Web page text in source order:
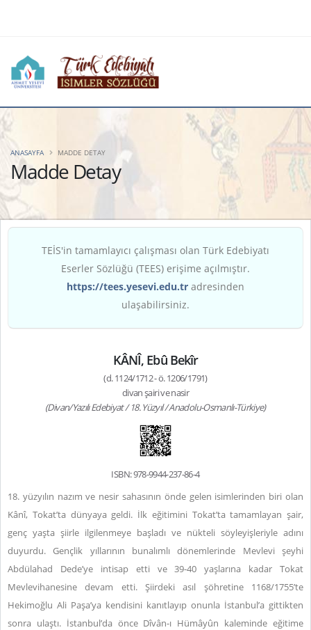
Madde Detay
ANASAYFA MADDE DETAY
TEİS'in tamamlayıcı çalışması olan Türk Edebiyatı
Eserler Sözlüğü (TEES) erişime açılmıştır.
https://tees.yesevi.edu.tr adresinden
ulaşabilirsiniz.
KÂNÎ, Ebû Bekîr
(d. 1124/1712 - ö. 1206/1791)
divan şairi ve nasir
(Divan/Yazılı Edebiyat / 18. Yüzyıl / Anadolu-Osmanlı-Türkiye)
ISBN: 978-9944-237-86-4
18. yüzyılın nazım ve nesir sahasının önde gelen isimlerinden biri olan
Kânî, Tokat’ta dünyaya geldi. İlk eğitimini Tokat’ta tamamlayan şair,
genç yaşta şiirle ilgilenmeye başladı ve nükteli söyleyişleriyle adını
duyurdu. Gençlik yıllarının bunalımlı dönemlerinde Mevlevi şeyhi
Abdülahad Dede’ye intisap etti ve 39-40 yaşlarına kadar Tokat
Mevlevihanesine devam etti. Şiirdeki asıl şöhretine 1168/1755’te
Hekimoğlu Ali Paşa’ya kendisini kanıtlayıp onunla İstanbul’a gittikten
sonra ulaştı. İstanbul’da önce Dîvân-ı Hümâyûn kaleminde eğitime